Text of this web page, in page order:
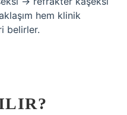
hem klinik
belirler.